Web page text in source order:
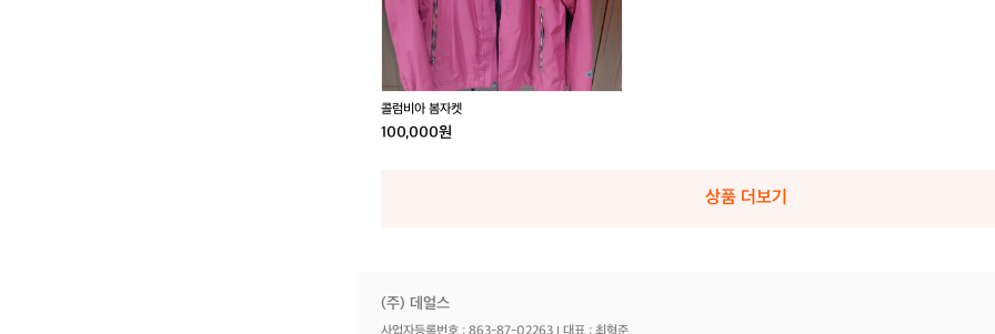
콜럼비아 봄자켓
100,000원
상품 더보기
(주) 데얼스